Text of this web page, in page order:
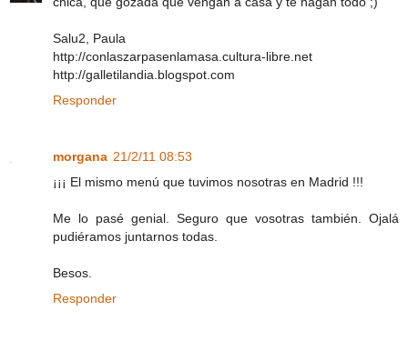
Salu2, Paula
http://conlaszarpasenlamasa.cultura-libre.net
http://galletilandia.blogspot.com
Responder
morgana 21/2/11 08:53
¡¡¡ El mismo menú que tuvimos nosotras en Madrid !!!
Me lo pasé genial. Seguro que vosotras también. Ojalá
pudiéramos juntarnos todas.
Besos.
Responder